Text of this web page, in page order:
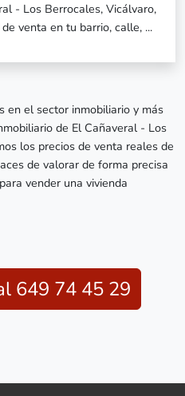
- Los Berrocales, Vicálvaro,
venta en tu barrio, calle, ...
en el sector inmobiliario y más
de El Cañaveral - Los
los precios de venta reales de
de valorar de forma precisa
vender una vivienda
649 74 45 29